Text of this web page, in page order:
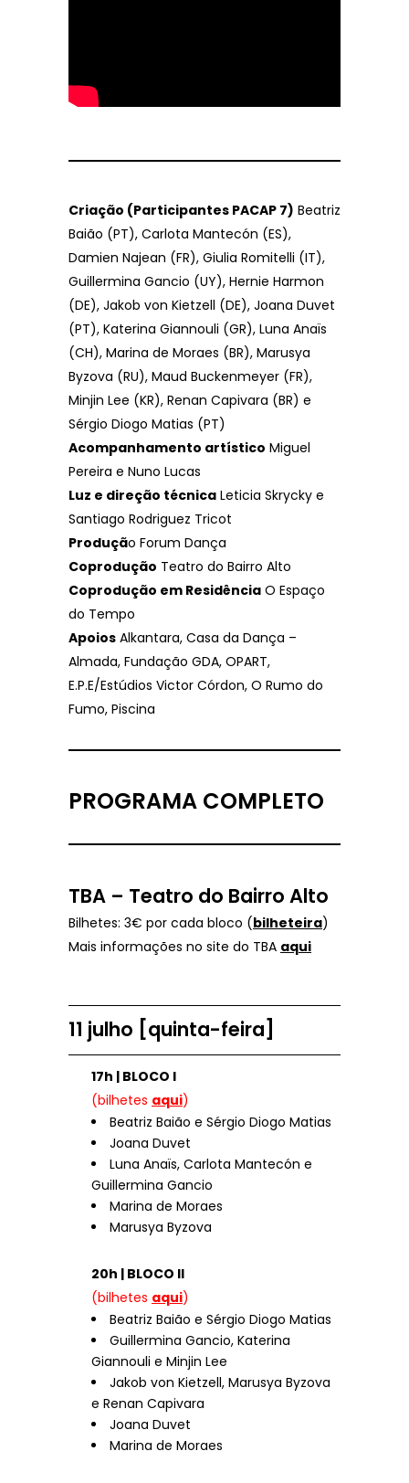
Criação (Participantes PACAP 7) Beatriz
Baião (PT), Carlota Mantecón (ES),
Damien Najean (FR), Giulia Romitelli (IT),
Guillermina Gancio (UY), Hernie Harmon
(DE), Jakob von Kietzell (DE), Joana Duvet
(PT), Katerina Giannouli (GR), Luna Anaïs
(CH), Marina de Moraes (BR), Marusya
Byzova (RU), Maud Buckenmeyer (FR),
Minjin Lee (KR), Renan Capivara (BR) e
Sérgio Diogo Matias (PT)
Acompanhamento artístico Miguel
Pereira e Nuno Lucas
Luz e direção técnica Leticia Skrycky e
Santiago Rodriguez Tricot
Produção Forum Dança
Coprodução Teatro do Bairro Alto
Coprodução em Residência O Espaço
do Tempo
Apoios Alkantara, Casa da Dança –
Almada, Fundação GDA, OPART,
E.P.E/Estúdios Victor Córdon, O Rumo do
Fumo, Piscina
PROGRAMA COMPLETO
TBA – Teatro do Bairro Alto
Bilhetes: 3€ por cada bloco (bilheteira)
Mais informações no site do TBA aqui
11 julho [quinta-feira]
17h | BLOCO I
(bilhetes aqui)
Beatriz Baião e Sérgio Diogo Matias
Joana Duvet
Luna Anaïs, Carlota Mantecón e
Guillermina Gancio
Marina de Moraes
Marusya Byzova
20h | BLOCO II
(bilhetes aqui)
Beatriz Baião e Sérgio Diogo Matias
Guillermina Gancio, Katerina
Giannouli e Minjin Lee
Jakob von Kietzell, Marusya Byzova
e Renan Capivara
Joana Duvet
Marina de Moraes